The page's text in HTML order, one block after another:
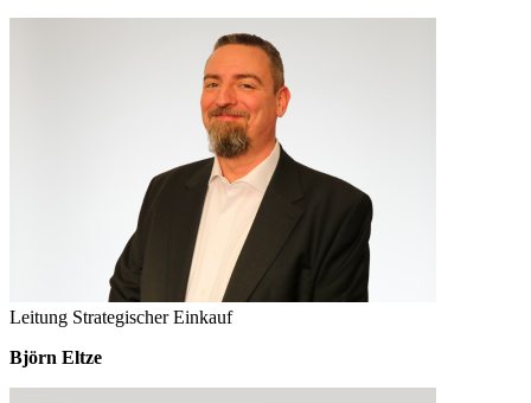
Leitung Strategischer Einkauf
Björn Eltze